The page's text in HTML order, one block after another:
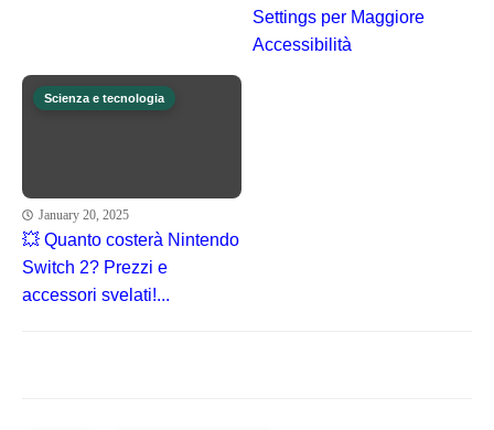
Settings per Maggiore
Accessibilità
Scienza e tecnologia
January 20, 2025
💥 Quanto costerà Nintendo
Switch 2? Prezzi e
accessori svelati!...